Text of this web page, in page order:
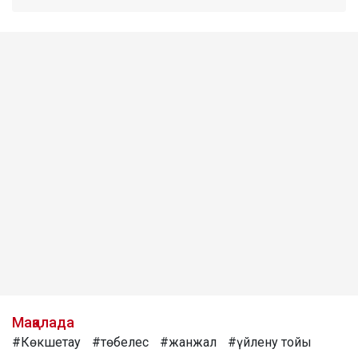
Мақалада
#Көкшетау #төбелес #жанжал
#үйлену тойы